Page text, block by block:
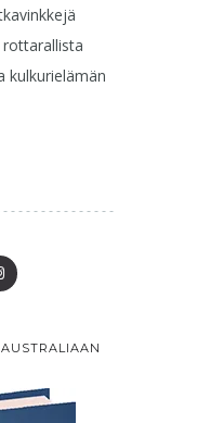
kulkurielämän